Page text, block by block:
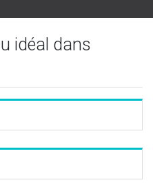
idéal dans